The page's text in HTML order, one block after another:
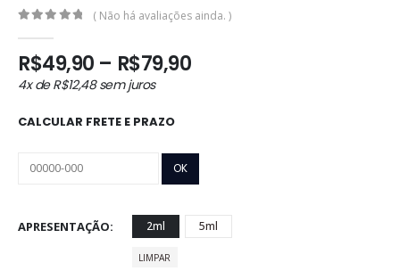
( Não há avaliações ainda. )
R$49,90 – R$79,90Faixa
R$79,90
4x deR$12,48sem juros
CALCULAR FRETE E PRAZO
APRESENTAÇÃO 2ml 5ml
LIMPAR